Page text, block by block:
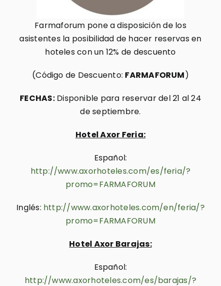
Farmaforum pone a disposición de los
asistentes la posibilidad de hacer reservas en
hoteles con un 12% de descuento
(Código de Descuento: FARMAFORUM)
FECHAS:Disponible para reservar del 21 al 24
de septiembre.
Hotel Axor Feria:
Español:
http://www.axorhoteles.com/es/feria/?
promo=FARMAFORUM
Inglés: http://www.axorhoteles.com/en/feria/?
promo=FARMAFORUM
Hotel Axor Barajas:
Español:
http://www.axorhoteles.com/es/barajas/?